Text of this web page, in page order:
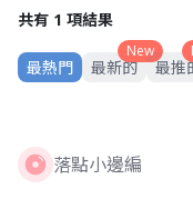
共有 1 項結果
最熱門
New
最新的 最推
落點小邊編